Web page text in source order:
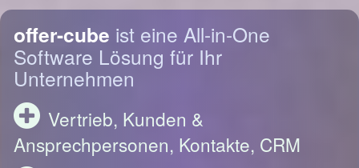
offer-cube ist eine All-in-One
Software Lösung für Ihr
Unternehmen
Vertrieb, Kunden &
Ansprechpersonen, Kontakte, CRM